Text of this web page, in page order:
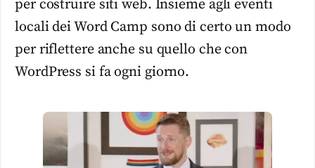
per costruire siti web. Insieme agli eventi
locali dei Word Camp sono di certo un modo
per riflettere anche su quello che con
WordPress si fa ogni giorno.